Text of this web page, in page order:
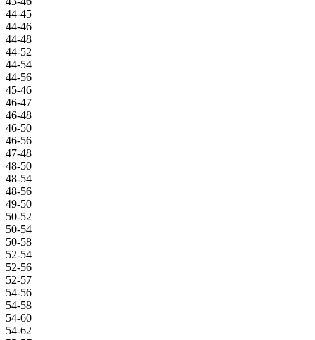
44-45
44-46
44-48
44-52
44-54
44-56
45-46
46-47
46-48
46-50
46-56
47-48
48-50
48-54
48-56
49-50
50-52
50-54
50-58
52-54
52-56
52-57
54-56
54-58
54-60
54-62